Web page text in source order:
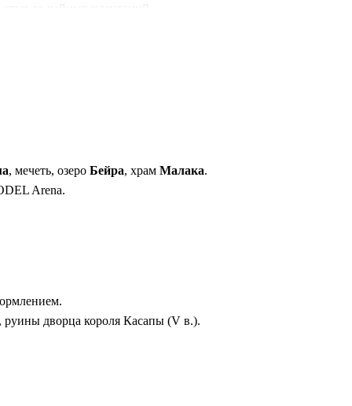
до чайных плантаций.
, мечеть, озеро Бейра, храм Малака.
Arena.
дворца короля Касапы (V в.).